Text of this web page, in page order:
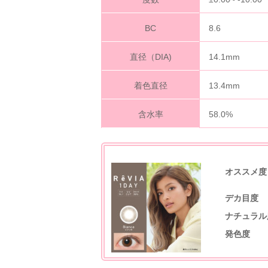
BC 8.6
直径（DIA) 14.1mm
着色直径 13.4mm
含水率 58.0%
オススメ度
デカ目度
ナチュラ
発色度